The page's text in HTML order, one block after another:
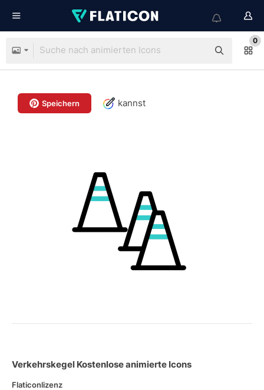
0
Speichern kannst
Verkehrskegel Kostenlose animierte Icons
Flaticonlizenz